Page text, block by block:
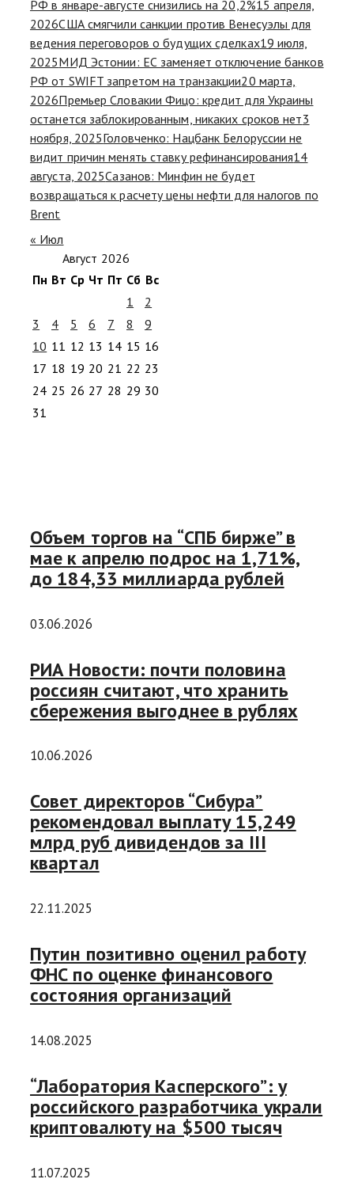
РФ в январе-августе снизились на 20,2%15 апреля,
2026США смягчили санкции против Венесуэлы для
ведения переговоров о будущих сделках19 июля,
2025МИД Эстонии: ЕС заменяет отключение банков
РФ от SWIFT запретом на транзакции20 марта,
2026Премьер Словакии Фицо: кредит для Украины
останется заблокированным, никаких сроков нет3
ноября, 2025Головченко: Нацбанк Белоруссии не
видит причин менять ставку рефинансирования14
августа, 2025Сазанов: Минфин не будет
возвращаться к расчету цены нефти для налогов по
Brent
« Июл
Август 2026
Пн Вт Ср Чт Пт Сб Вс
1
2
3
4 5 6 7 8
9
10 11 12 13 14 15 16
17 18 19 20 21 22 23
24 25 26 27 28 29 30
31
Объем торгов на “СПБ бирже” в
мае к апрелю подрос на 1,71%,
до 184,33 миллиарда рублей
03.06.2026
РИА Новости: почти половина
россиян считают, что хранить
сбережения выгоднее в рублях
10.06.2026
Совет директоров “Сибура”
рекомендовал выплату 15,249
млрд руб дивидендов за III
квартал
22.11.2025
Путин позитивно оценил работу
ФНС по оценке финансового
состояния организаций
14.08.2025
“Лаборатория Касперского”: у
российского разработчика украли
криптовалюту на $500 тысяч
11.07.2025